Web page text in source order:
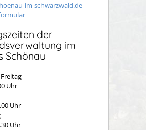
im-schwarzwald.de
der
im
Schönau
Uhr
Uhr
Uhr